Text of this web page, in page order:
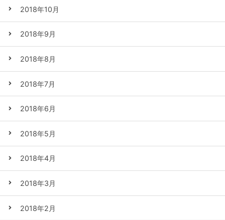
2018年10月
2018年9月
2018年8月
2018年7月
2018年6月
2018年5月
2018年4月
2018年3月
2018年2月